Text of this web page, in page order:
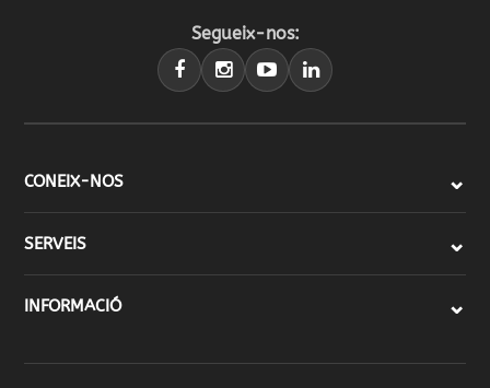
Segueix-nos:
CONEIX-NOS
SERVEIS
INFORMACIÓ